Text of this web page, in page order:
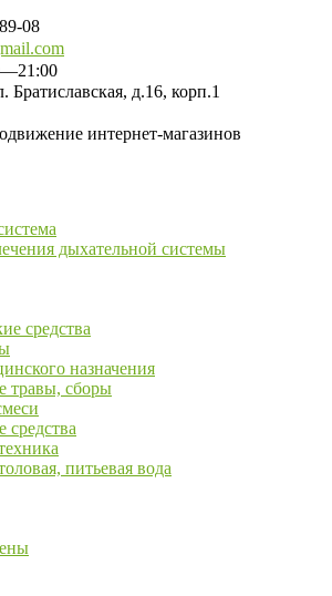
08
Братиславская, д.16, корп.1
интернет-магазинов
дыхательной системы
средства
назначения
травы, сборы
средства
питьевая вода